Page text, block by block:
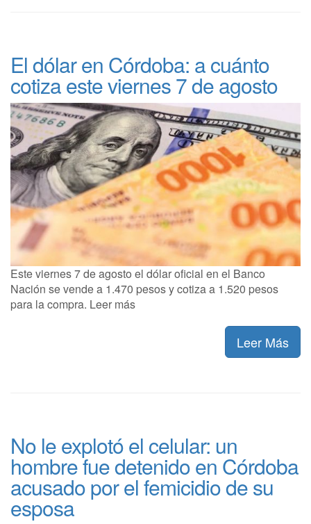
El dólar en Córdoba: a cuánto
cotiza este viernes 7 de agosto
Este viernes 7 de agosto el dólar oficial en el Banco
Nación se vende a 1.470 pesos y cotiza a 1.520 pesos
para la compra. Leer más
Leer Más
No le explotó el celular: un
hombre fue detenido en Córdoba
acusado por el femicidio de su
esposa